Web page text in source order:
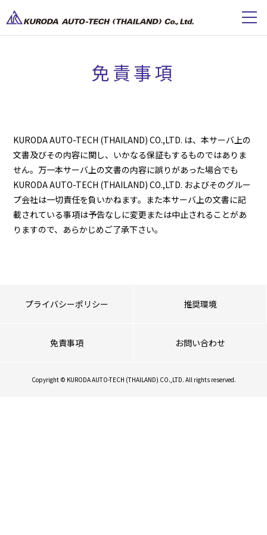
免責事項
KURODA AUTO-TECH (THAILAND) CO.,LTD. は、本サーバ上の
文書及びその内容に関し、いかなる保証もするものではありま
せん。万一本サーバ上の文書の内容に誤りがあった場合でも
KURODA AUTO-TECH (THAILAND) CO.,LTD. およびそのグルー
プ会社は一切責任を負いかねます。また本サーバ上の文書に記
載されている事項は予告なしに変更または中止されることがあ
りますので、あらかじめご了承下さい。
プライバシーポリシー 推奨環境
免責事項 お問い合わせ
Copyright © KURODA AUTO-TECH (THAILAND) CO.,LTD. All rights reserved.